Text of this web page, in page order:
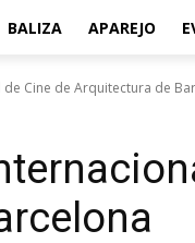
BALIZA APAREJO
de Cine de Arquitectura de